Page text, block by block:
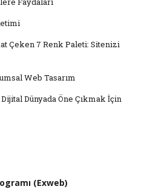
Çeken 7 Renk Paleti: Sitenizi
Web Tasarım
Dünyada Öne Çıkmak İçin
(Exweb)